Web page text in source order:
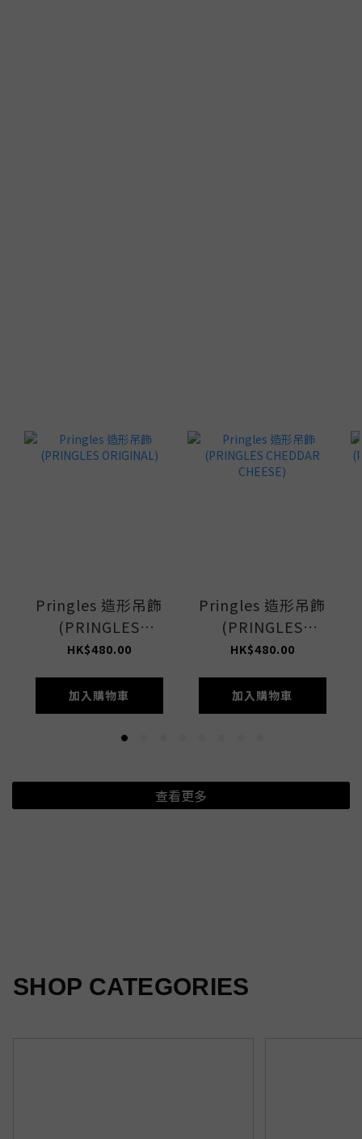
Pringles 造形吊飾
(PRINGLES
ORIGINAL)
HK$480.00
加入購物車
Pringles 造形吊飾
(PRINGLES
CHEDDAR
HK$480.00
加入購物車
查看更多
SHOP CATEGORIES